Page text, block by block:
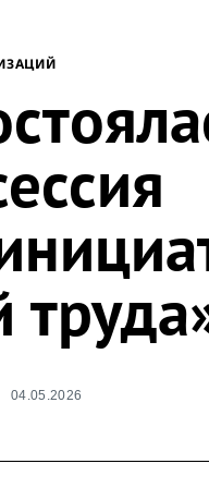
04.05.2026